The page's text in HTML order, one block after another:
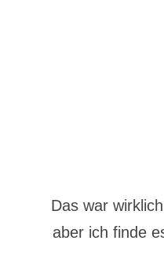
Das war
aber ich finde